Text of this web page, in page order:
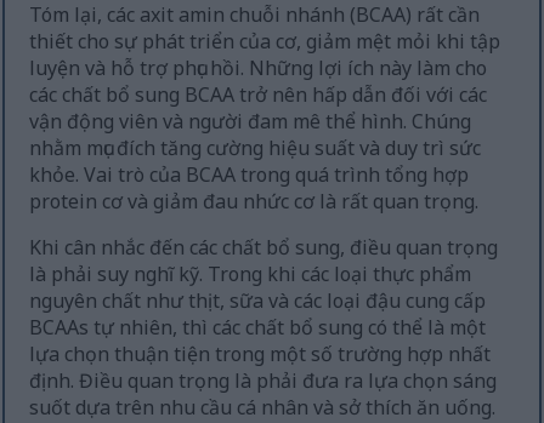
Tóm lại, các axit amin chuỗi nhánh (BCAA) rất cần
thiết cho sự phát triển của cơ, giảm mệt mỏi khi tập
luyện và hỗ trợ phục hồi. Những lợi ích này làm cho
các chất bổ sung BCAA trở nên hấp dẫn đối với các
vận động viên và người đam mê thể hình. Chúng
nhằm mục đích tăng cường hiệu suất và duy trì sức
khỏe. Vai trò của BCAA trong quá trình tổng hợp
protein cơ và giảm đau nhức cơ là rất quan trọng.
Khi cân nhắc đến các chất bổ sung, điều quan trọng
là phải suy nghĩ kỹ. Trong khi các loại thực phẩm
nguyên chất như thịt, sữa và các loại đậu cung cấp
BCAAs tự nhiên, thì các chất bổ sung có thể là một
lựa chọn thuận tiện trong một số trường hợp nhất
định. Điều quan trọng là phải đưa ra lựa chọn sáng
suốt dựa trên nhu cầu cá nhân và sở thích ăn uống.